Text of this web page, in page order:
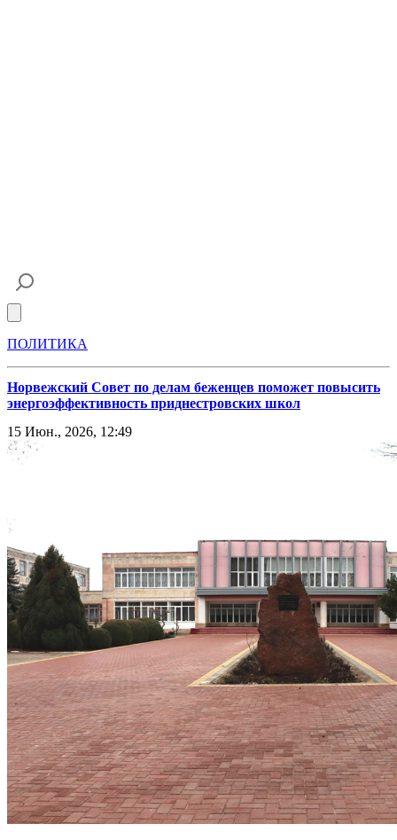
ПОЛИТИКА
Норвежский Совет по делам беженцев поможет повысить
энергоэффективность приднестровских школ
15 Июн., 2026, 12:49